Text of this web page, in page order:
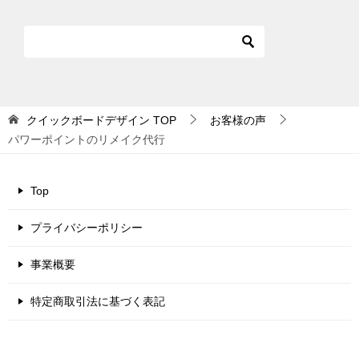
クイックボードデザイン TOP
お客様の声
パワーポイントのリメイク代行
Top
プライバシーポリシー
事業概要
特定商取引法に基づく表記